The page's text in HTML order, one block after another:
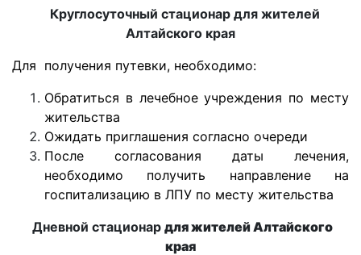
Круглосуточный стационар для жителей
Алтайского края
Для получения путевки, необходимо:
Обратиться в лечебное учреждения по месту
жительства
Ожидать приглашения согласно очереди
После согласования даты лечения,
необходимо получить направление на
госпитализацию в ЛПУ по месту жительства
Дневной стационар для жителей Алтайского
края